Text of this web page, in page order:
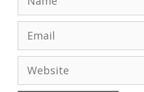
Email
Website